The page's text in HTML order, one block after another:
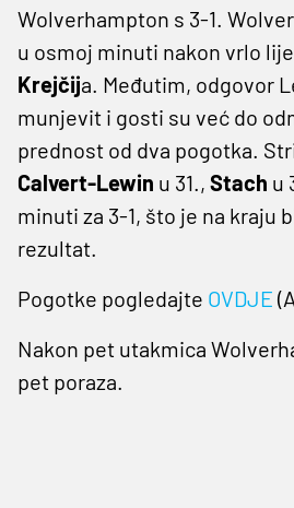
Wolverhampton s 3-1.
u osmoj minuti nakon vrlo
Krejčija. Međutim, odgovor
munjevit i gosti su već do
prednost od dva pogotka.
Calvert-Lewin u 31., Stach u
minuti za 3-1, što je na kraju
rezultat.
Pogotke pogledajte OVDJE
Nakon pet utakmica
pet poraza.